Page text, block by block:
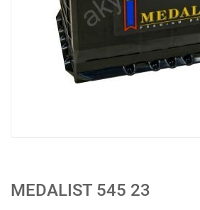
MEDALIST 545 23